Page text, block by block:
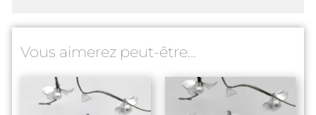
Vous aimerez peut-être…